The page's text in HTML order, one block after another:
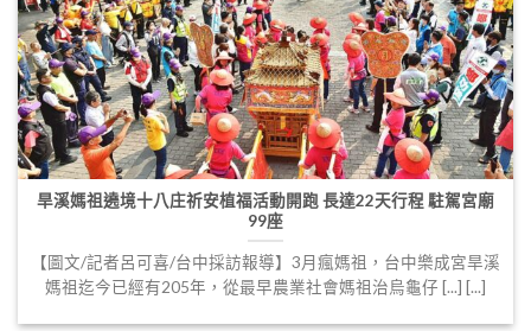
旱溪媽祖遶境十八庄祈安植福活動開跑 長達22天行程 駐駕宮廟
99座
【圖文/記者呂可喜/台中採訪報導】3月瘋媽祖，台中樂成宮旱溪
媽祖迄今已經有205年，從最早農業社會媽祖治烏龜仔 [...] [...]